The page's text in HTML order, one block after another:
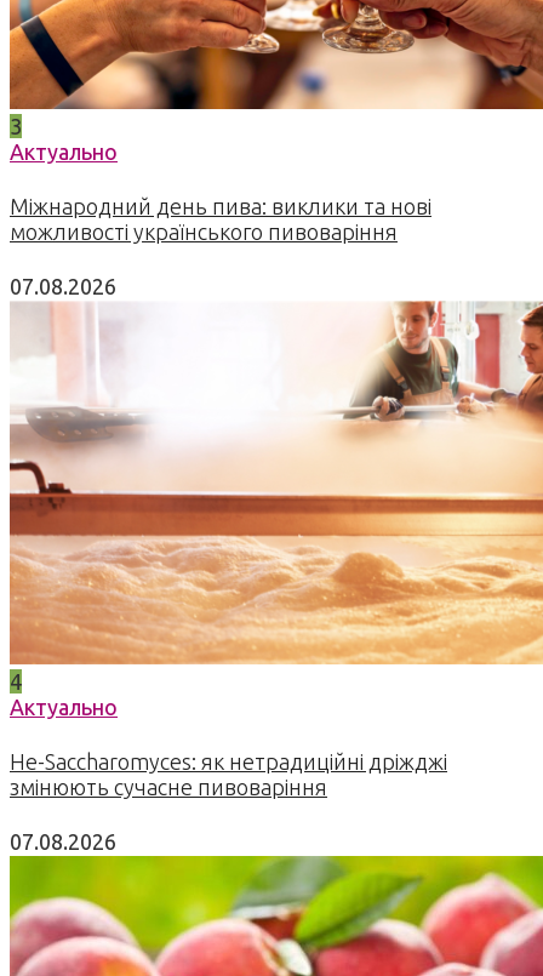
3
Актуально
Міжнародний день пива: виклики та нові
можливості українського пивоваріння
07.08.2026
4
Актуально
Не-Saccharomyces: як нетрадиційні дріжджі
змінюють сучасне пивоваріння
07.08.2026